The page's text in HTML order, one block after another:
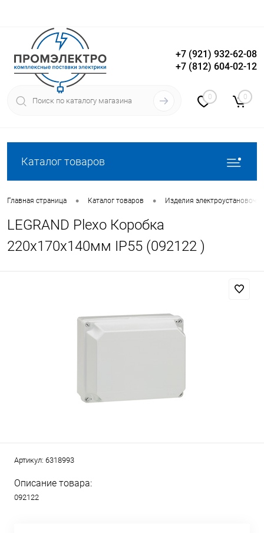
Вход Регистрация
+7 (921) 932-62-08
+7 (812) 604-02-12
0 0
Каталог товаров
Главная страница • Каталог товаров • Изделия
LEGRAND Plexo Коробка
220х170х140мм IP55 (092122 )
Артикул: 6318993
Описание товара:
092122